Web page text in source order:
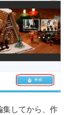
集してから、作